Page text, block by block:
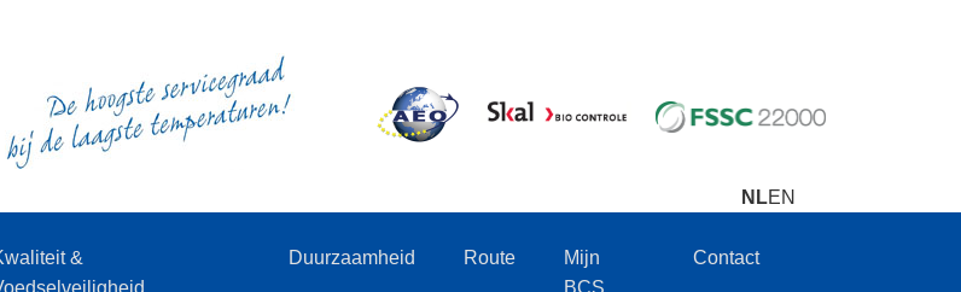
NLEN
&
Duurzaamheid Route
Mijn
BCS
Contact